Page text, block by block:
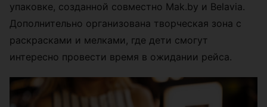
упаковке, созданной совместно Mak.by и Belavia.
Дополнительно организована творческая зона с
раскрасками и мелками, где дети смогут
интересно провести время в ожидании рейса.